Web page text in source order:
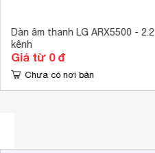
Dàn âm thanh LG ARX5500 - 2.2
kênh
Giá từ 0 đ
Chưa có nơi bán